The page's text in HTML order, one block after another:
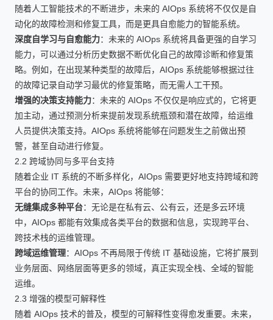
随着人工智能技术的不断进步，未来的 AIOps 系统将不仅仅是自
动化的故障检测和修复工具，而是更具自愈能力的智能系统。
深度自学习与自愈能力：未来的 AIOps 系统将具备更强的自学习
能力，可以通过分析历史数据不断优化自己的故障诊断和修复策
略。例如，在出现某种类型的故障后，AIOps 系统能够根据过往
的故障记录自动学习最优的修复策略，而无需人工干预。
增强的决策支持能力：未来的 AIOps 不仅仅是响应式的，它将更
加主动，通过预测分析来提前发现系统瓶颈和潜在故障，给运维
人员提供决策支持。AIOps 系统将能够在问题发生之前做出预
警，甚至自动进行修复。
2.2 跨域协同与多平台支持
随着企业 IT 系统的不断多样化，AIOps 需要更好地支持跨域和跨
平台的协同工作。未来，AIOps 将能够：
无缝集成多种平台：无论是在私有云、公有云，还是多云环境
中，AIOps 都能有效集成各类平台的数据和信息，实现跨平台、
跨技术栈的运维管理。
跨域运维管理：AIOps 不再局限于传统 IT 基础设施，它将扩展到
业务层面、网络层面等更多的领域，真正实现全栈、全域的智能
运维。
2.3 增强的模型可解释性
随着 AIOps 技术的普及，模型的可解释性变得愈发重要。未来，